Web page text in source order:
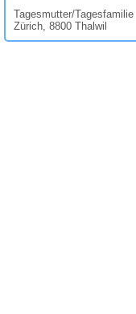
Tagesmutter/Tagesfamilie
Zürich, 8800 Thalwil